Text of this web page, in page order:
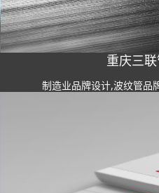
重庆三
制造业品牌设计,波纹管品